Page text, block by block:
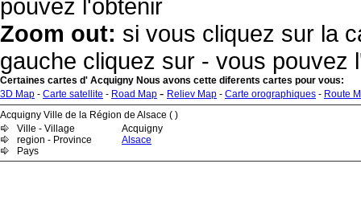
pouvez l'obtenir
Zoom out: si vous cliquez sur la
gauche cliquez sur - vous pouvez
Certaines cartes d' Acquigny Nous avons cette diferents cartes pour vous:
3D Map - Carte satellite - Road Map - Reliev Map - Carte orographiques - Route
Acquigny Ville de la Région de Alsace ( )
Ville - Village
Acquigny
region - Province
Alsace
Pays